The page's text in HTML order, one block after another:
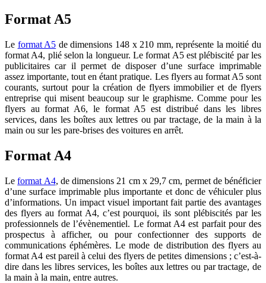
Format A5
Le format A5 de dimensions 148 x 210 mm, représente la moitié du
format A4, plié selon la longueur. Le format A5 est plébiscité par les
publicitaires car il permet de disposer d’une surface imprimable
assez importante, tout en étant pratique. Les flyers au format A5 sont
courants, surtout pour la création de flyers immobilier et de flyers
entreprise qui misent beaucoup sur le graphisme. Comme pour les
flyers au format A6, le format A5 est distribué dans les libres
services, dans les boîtes aux lettres ou par tractage, de la main à la
main ou sur les pare-brises des voitures en arrêt.
Format A4
Leformat A4, de dimensions 21 cm x 29,7 cm, permet de bénéficier
d’une surface imprimable plus importante et donc de véhiculer plus
d’informations. Un impact visuel important fait partie des avantages
des flyers au format A4, c’est pourquoi, ils sont plébiscités par les
professionnels de l’évènementiel. Le format A4 est parfait pour des
prospectus à afficher, ou pour confectionner des supports de
communications éphémères. Le mode de distribution des flyers au
format A4 est pareil à celui des flyers de petites dimensions ; c’est-à-
dire dans les libres services, les boîtes aux lettres ou par tractage, de
la main à la main, entre autres.